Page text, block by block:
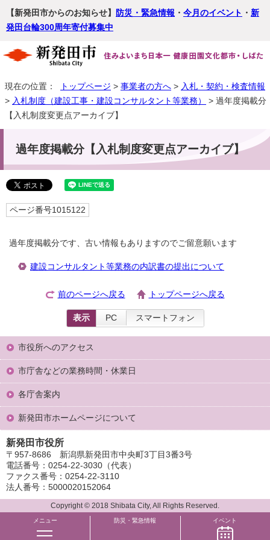
【新発田市からのお知らせ】 防災・緊急情報 ・ 今月のイベント ・ 新
発田台輪300周年寄付募集中
現在の位置： トップページ > 事業者の方へ > 入札・契約・検査情報
> 入札制度（建設工事・建設コンサルタント等業務）
> 過年度掲載分
【入札制度変更点アーカイブ】
過年度掲載分【入札制度変更点アーカイブ】
ページ番号1015122
過年度掲載分です、古い情報もありますのでご留意願います
建設コンサルタント等業務の内訳書の提出について
前のページへ戻る トップページへ戻る
表示 PC スマートフォン
メニュー 防災・緊急情報 イベント
市役所へのアクセス
市庁舎などの業務時間・休業日
各庁舎案内
新発田市ホームページについて
新発田市役所
〒957-8686 新潟県新発田市中央町3丁目3番3号
電話番号：0254-22-3030（代表）
ファクス番号：0254-22-3110
法人番号：5000020152064
Copyright © 2018 Shibata City, All Rights Reserved.